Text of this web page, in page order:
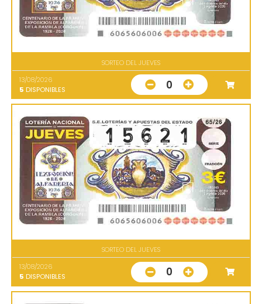
SORTEO DEL JUEVES
13/08/2026
5 DISPONIBLES 0
SORTEO DEL JUEVES
13/08/2026
5 DISPONIBLES 0